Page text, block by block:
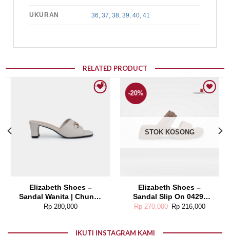
UKURAN 36 ,37 ,38 ,39 ,40 ,41
RELATED PRODUCT
Elizabeth Shoes –
Sandal Wanita | Chunky
Heels 0370-0261
Rp280,000
-20%
STOK KOSONG
Elizabeth Shoes –
Sandal Slip On 0429-
0096
Rp270,000
Original
price
Rp216,000Current
price
IKUTI INSTAGRAM KAMI